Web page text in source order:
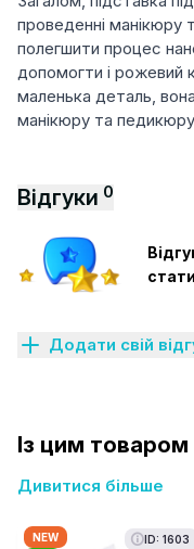
проведенні
полегшити процес
допомогти і рожевий
маленька деталь,
манікюру та
Відгуки 0
Додати свій
Із цим
Дивитися більше
NEW
ID: 1603